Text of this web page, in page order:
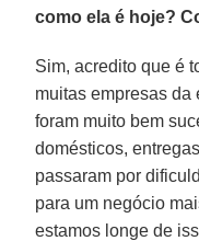
como ela é hoje?
Sim, acredito que é
muitas empresas
foram muito bem
domésticos,
passaram por
para um negócio
estamos longe de